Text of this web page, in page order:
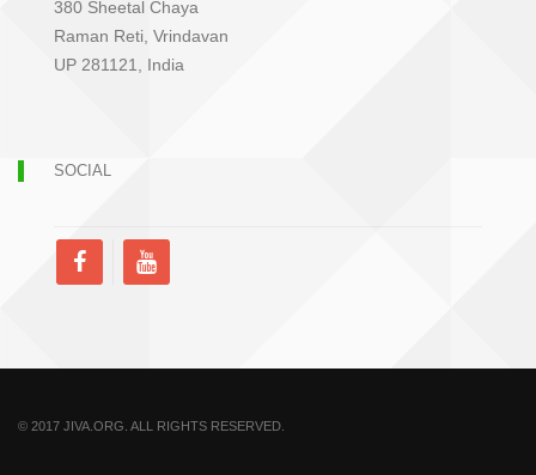
380 Sheetal Chaya
Raman Reti, Vrindavan
UP 281121, India
SOCIAL
© 2017 JIVA.ORG. ALL RIGHTS RESERVED.